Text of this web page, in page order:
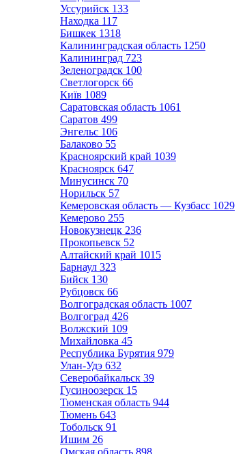
Уссурийск 133
Находка 117
Бишкек 1318
Калининградская область 1250
Калининград 723
Зеленоградск 100
Светлогорск 66
Київ 1089
Саратовская область 1061
Саратов 499
Энгельс 106
Балаково 55
Красноярский край 1039
Красноярск 647
Минусинск 70
Норильск 57
Кемеровская область — Кузбасс 1029
Кемерово 255
Новокузнецк 236
Прокопьевск 52
Алтайский край 1015
Барнаул 323
Бийск 130
Рубцовск 66
Волгоградская область 1007
Волгоград 426
Волжский 109
Михайловка 45
Республика Бурятия 979
Улан-Удэ 632
Северобайкальск 39
Гусиноозерск 15
Тюменская область 944
Тюмень 643
Тобольск 91
Ишим 26
Омская область 898